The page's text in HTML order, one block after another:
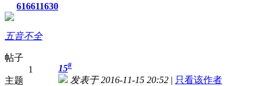
616611630
五音不全
帖子
1
主题
15#
发表于 2016-11-15 20:52 | 只看该作者